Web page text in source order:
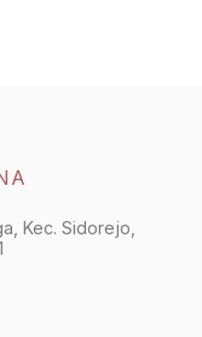
Kec. Sidorejo,